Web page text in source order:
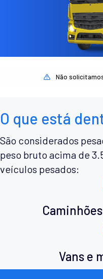
Não
O que está
São considerados
peso bruto acima de
veículos pesados:
Vans e